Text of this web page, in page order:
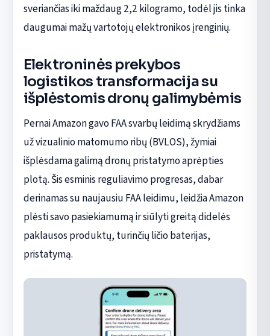
sveriančias iki maždaug 2,2 kilogramo, todėl jis tinka
daugumai mažų vartotojų elektronikos įrenginių.
Elektroninės prekybos
logistikos transformacija su
išplėstomis dronų galimybėmis
Pernai Amazon gavo FAA svarbų leidimą skrydžiams
už vizualinio matomumo ribų (BVLOS), žymiai
išplėsdama galimą dronų pristatymo aprėpties
plotą. Šis esminis reguliavimo progresas, dabar
derinamas su naujausiu FAA leidimu, leidžia Amazon
plėsti savo pasiekiamumą ir siūlyti greitą didelės
paklausos produktų, turinčių ličio baterijas,
pristatymą.